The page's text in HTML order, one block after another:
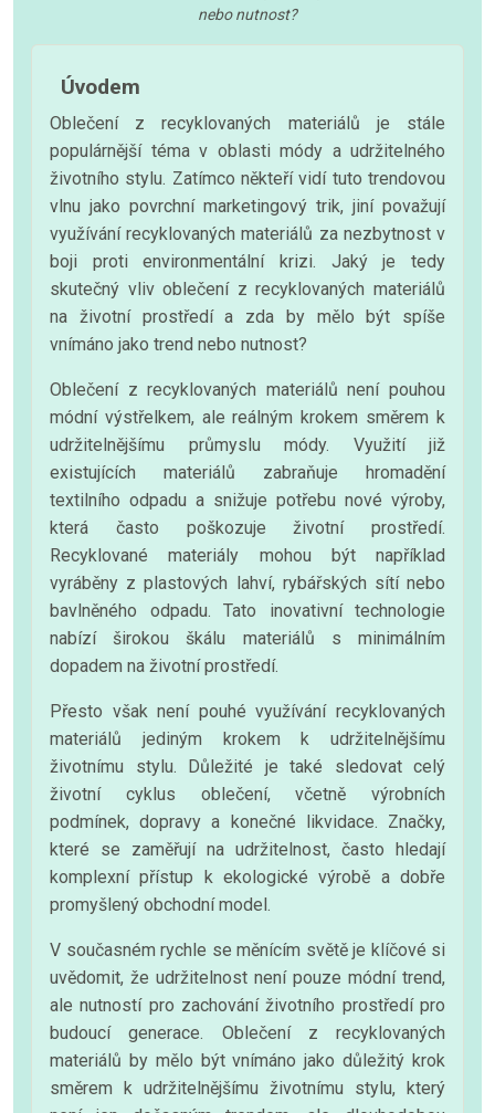
nebo nutnost?
Úvodem
Oblečení z recyklovaných materiálů je stále
populárnější téma v oblasti módy a udržitelného
životního stylu. Zatímco někteří vidí tuto trendovou
vlnu jako povrchní marketingový trik, jiní považují
využívání recyklovaných materiálů za nezbytnost v
boji proti environmentální krizi. Jaký je tedy
skutečný vliv oblečení z recyklovaných materiálů
na životní prostředí a zda by mělo být spíše
vnímáno jako trend nebo nutnost?
Oblečení z recyklovaných materiálů není pouhou
módní výstřelkem, ale reálným krokem směrem k
udržitelnějšímu průmyslu módy. Využití již
existujících materiálů zabraňuje hromadění
textilního odpadu a snižuje potřebu nové výroby,
která často poškozuje životní prostředí.
Recyklované materiály mohou být například
vyráběny z plastových lahví, rybářských sítí nebo
bavlněného odpadu. Tato inovativní technologie
nabízí širokou škálu materiálů s minimálním
dopadem na životní prostředí.
Přesto však není pouhé využívání recyklovaných
materiálů jediným krokem k udržitelnějšímu
životnímu stylu. Důležité je také sledovat celý
životní cyklus oblečení, včetně výrobních
podmínek, dopravy a konečné likvidace. Značky,
které se zaměřují na udržitelnost, často hledají
komplexní přístup k ekologické výrobě a dobře
promyšlený obchodní model.
V současném rychle se měnícím světě je klíčové si
uvědomit, že udržitelnost není pouze módní trend,
ale nutností pro zachování životního prostředí pro
budoucí generace. Oblečení z recyklovaných
materiálů by mělo být vnímáno jako důležitý krok
směrem k udržitelnějšímu životnímu stylu, který